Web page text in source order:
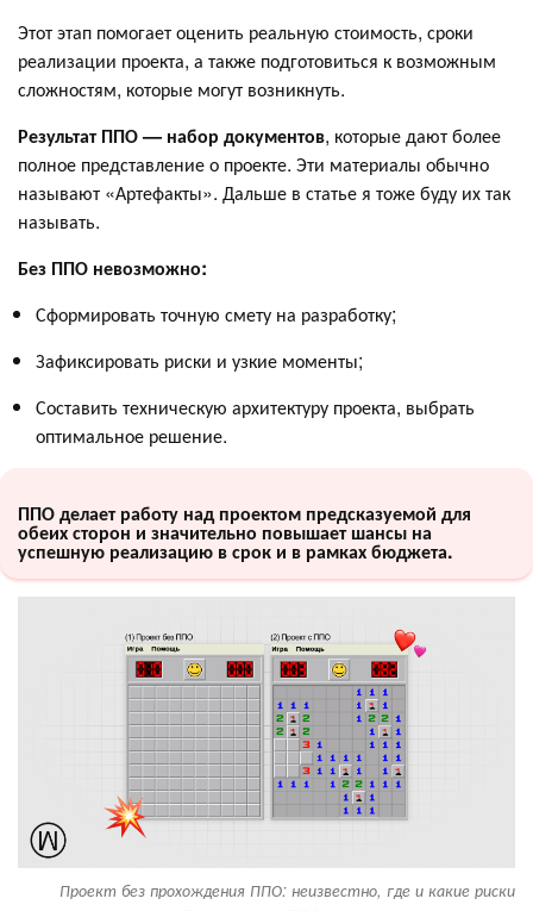
Этот этап помогает оценить реальную стоимость, сроки
реализации проекта, а также подготовиться к возможным
сложностям, которые могут возникнуть.
Результат ППО — набор документов, которые дают более
полное представление о проекте. Эти материалы обычно
называют «Артефакты». Дальше в статье я тоже буду их так
называть.
Без ППО невозможно:
Сформировать точную смету на разработку;
Зафиксировать риски и узкие моменты;
Составить техническую архитектуру проекта, выбрать
оптимальное решение.
ППО делает работу над проектом предсказуемой для
обеих сторон и значительно повышает шансы на
успешную реализацию в срок и в рамках бюджета.
Проект без прохождения ППО: неизвестно, где и какие риски